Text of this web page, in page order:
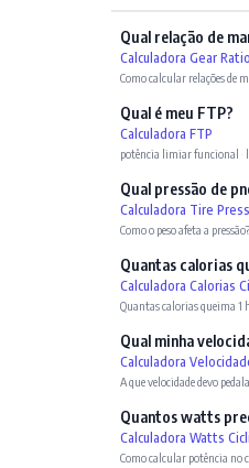
Qual relação de
Calculadora Gear Ratio
Como calcular relações de
Qual é meu FTP?
Calculadora FTP
potência limiar funcional
Qual pressão de
Calculadora Tire
Como o peso afeta a pressão?
Quantas calorias
Calculadora Calorias
Quantas calorias queima 1
Qual minha
Calculadora
A que velocidade devo
Quantos watts
Calculadora Watts
Como calcular potência no